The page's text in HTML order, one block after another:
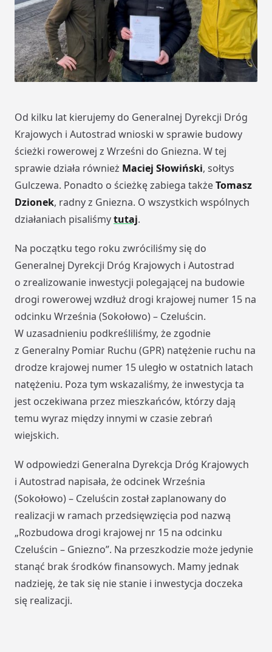
Od kilku lat kierujemy do Generalnej Dyrekcji Dróg
Krajowych i Autostrad wnioski w sprawie budowy
ścieżki rowerowej z Wrześni do Gniezna. W tej
sprawie działa również Maciej Słowiński, sołtys
Gulczewa. Ponadto o ścieżkę zabiega takżeTomasz
Dzionek, radny z Gniezna. O wszystkich wspólnych
działaniach pisaliśmytutaj.
Na początku tego roku zwróciliśmy się do
Generalnej Dyrekcji Dróg Krajowych i Autostrad
o zrealizowanie inwestycji polegającej na budowie
drogi rowerowej wzdłuż drogi krajowej numer 15 na
odcinku Września (Sokołowo) – Czeluścin.
W uzasadnieniu podkreśliliśmy, że zgodnie
z Generalny Pomiar Ruchu (GPR) natężenie ruchu na
drodze krajowej numer 15 uległo w ostatnich latach
natężeniu. Poza tym wskazaliśmy, że inwestycja ta
jest oczekiwana przez mieszkańców, którzy dają
temu wyraz między innymi w czasie zebrań
wiejskich.
W odpowiedzi Generalna Dyrekcja Dróg Krajowych
i Autostrad napisała, że odcinek Września
(Sokołowo) – Czeluścin został zaplanowany do
realizacji w ramach przedsięwzięcia pod nazwą
„Rozbudowa drogi krajowej nr 15 na odcinku
Czeluścin – Gniezno”. Na przeszkodzie może jedynie
stanąć brak środków finansowych. Mamy jednak
nadzieję, że tak się nie stanie i inwestycja doczeka
się realizacji.